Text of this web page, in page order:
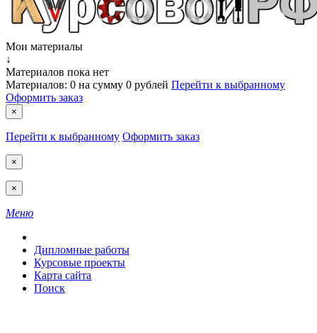
Мои материалы
↓
Материалов пока нет
Материалов: 0 на сумму 0 рублей Перейти к выбранному
Оформить заказ
×
Перейти к выбранному Оформить заказ
×
×
Меню
Дипломные работы
Курсовые проекты
Карта сайта
Поиск